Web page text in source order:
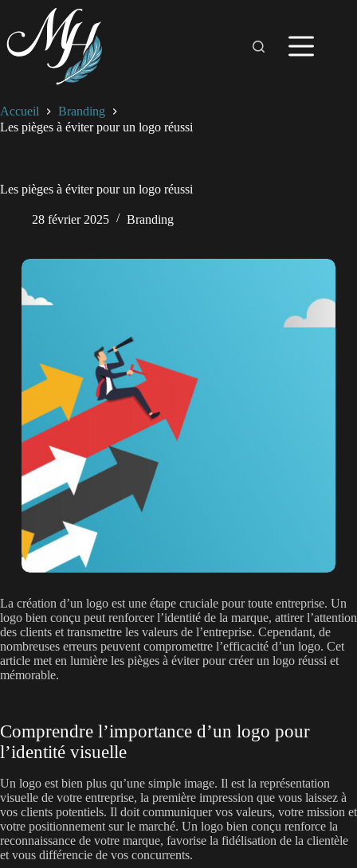
contenu
Accueil
Branding
Les pièges à éviter pour un logo réussi
Les pièges à éviter pour un logo réussi
28 février 2025 Branding
La création d’un logo est une étape cruciale pour toute entreprise. Un
logo bien conçu peut renforcer l’identité de la marque, attirer l’attention
des clients et transmettre les valeurs de l’entreprise. Cependant, de
nombreuses erreurs peuvent compromettre l’efficacité d’un logo. Cet
article met en lumière les pièges à éviter pour créer un logo réussi et
mémorable.
Comprendre l’importance d’un logo pour
l’identité visuelle
Un logo est bien plus qu’une simple image. Il est la représentation
visuelle de votre entreprise, la première impression que vous laissez à
vos clients potentiels. Il doit communiquer vos valeurs, votre mission et
votre positionnement sur le marché. Un logo bien conçu renforce la
reconnaissance de votre marque, favorise la fidélisation de la clientèle
et vous différencie de vos concurrents.